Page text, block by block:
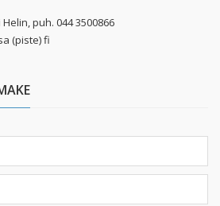
puh. 044 3500866
(piste) fi